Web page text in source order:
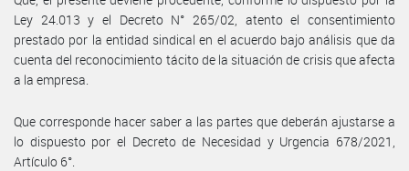
Ley 24.013 y el Decreto N° 265/02, atento el consentimiento
prestado por la entidad sindical en el acuerdo bajo análisis que da
cuenta del reconocimiento tácito de la situación de crisis que afecta
a la empresa.
Que corresponde hacer saber a las partes que deberán ajustarse a
lo dispuesto por el Decreto de Necesidad y Urgencia 678/2021,
Artículo 6°.